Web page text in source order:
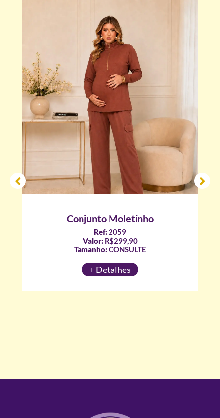
Conjunto Moletinho
Ref: 2059
Valor:R$299,90
Tamanho:CONSULTE
+ Detalhes